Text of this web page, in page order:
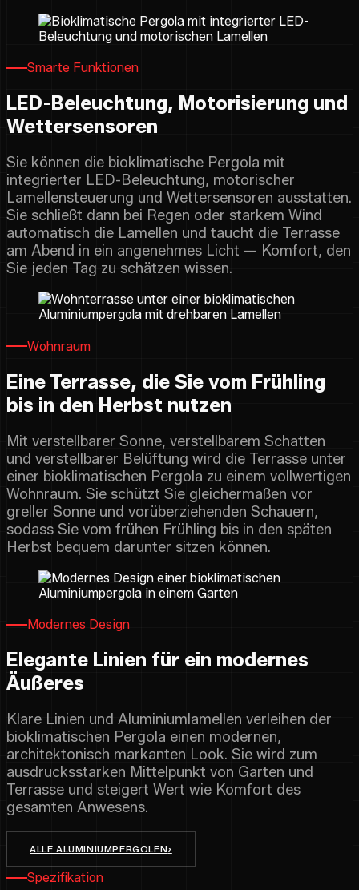
Smarte Funktionen
LED-Beleuchtung, Motorisierung und
Wettersensoren
Sie können die bioklimatische Pergola mit
integrierter LED-Beleuchtung, motorischer
Lamellensteuerung und Wettersensoren ausstatten.
Sie schließt dann bei Regen oder starkem Wind
automatisch die Lamellen und taucht die Terrasse
am Abend in ein angenehmes Licht — Komfort, den
Sie jeden Tag zu schätzen wissen.
Wohnraum
Eine Terrasse, die Sie vom Frühling
bis in den Herbst nutzen
Mit verstellbarer Sonne, verstellbarem Schatten
und verstellbarer Belüftung wird die Terrasse unter
einer bioklimatischen Pergola zu einem vollwertigen
Wohnraum. Sie schützt Sie gleichermaßen vor
greller Sonne und vorüberziehenden Schauern,
sodass Sie vom frühen Frühling bis in den späten
Herbst bequem darunter sitzen können.
Modernes Design
Elegante Linien für ein modernes
Äußeres
Klare Linien und Aluminiumlamellen verleihen der
bioklimatischen Pergola einen modernen,
architektonisch markanten Look. Sie wird zum
ausdrucksstarken Mittelpunkt von Garten und
Terrasse und steigert Wert wie Komfort des
gesamten Anwesens.
ALLE ALUMINIUMPERGOLEN›
Spezifikation